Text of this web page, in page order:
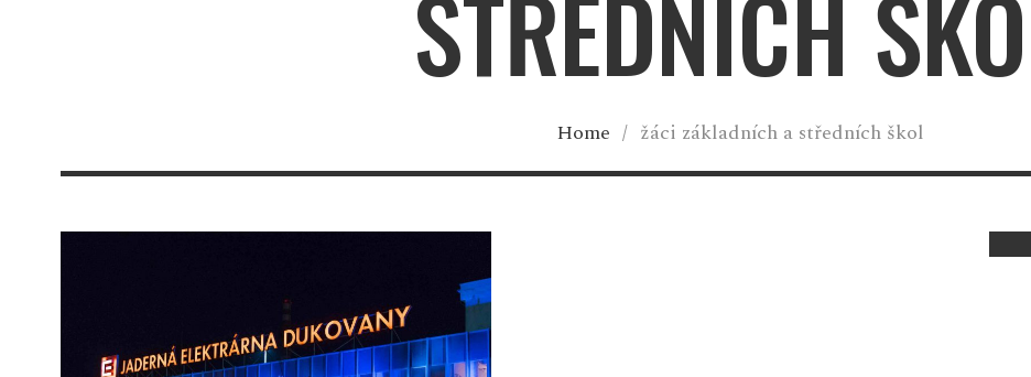
STŘEDNÍCH
Home / žáci základních a středních škol